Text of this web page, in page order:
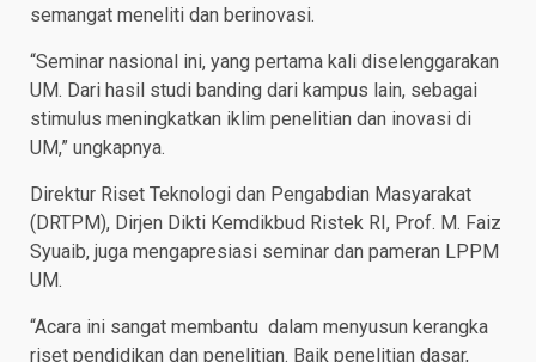
semangat meneliti dan berinovasi.
“Seminar nasional ini, yang pertama kali diselenggarakan
UM. Dari hasil studi banding dari kampus lain, sebagai
stimulus meningkatkan iklim penelitian dan inovasi di
UM,” ungkapnya.
Direktur Riset Teknologi dan Pengabdian Masyarakat
(DRTPM), Dirjen Dikti Kemdikbud Ristek RI, Prof. M. Faiz
Syuaib, juga mengapresiasi seminar dan pameran LPPM
UM.
“Acara ini sangat membantu dalam menyusun kerangka
riset pendidikan dan penelitian. Baik penelitian dasar,